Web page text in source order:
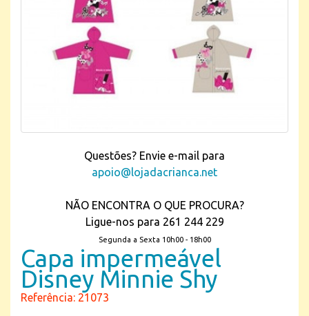
Questões? Envie e-mail para
apoio@lojadacrianca.net
NÃO ENCONTRA O QUE PROCURA?
Ligue-nos para 261 244 229
Segunda a Sexta 10h00 - 18h00
Capa impermeável
Disney Minnie Shy
Referência: 21073